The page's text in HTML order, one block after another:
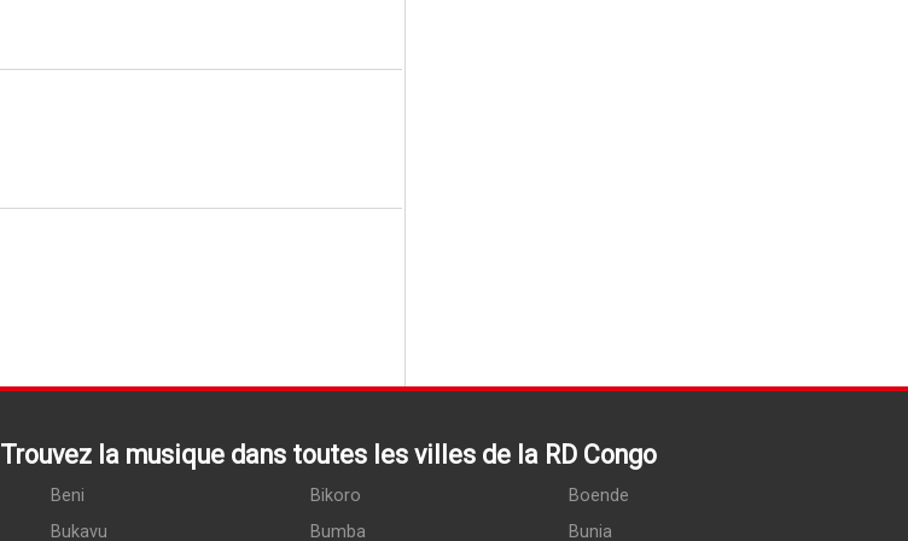
Trouvez la musique dans toutes les villes de la RD Congo
Beni Bikoro
Boende
Bukavu Bumba Bunia